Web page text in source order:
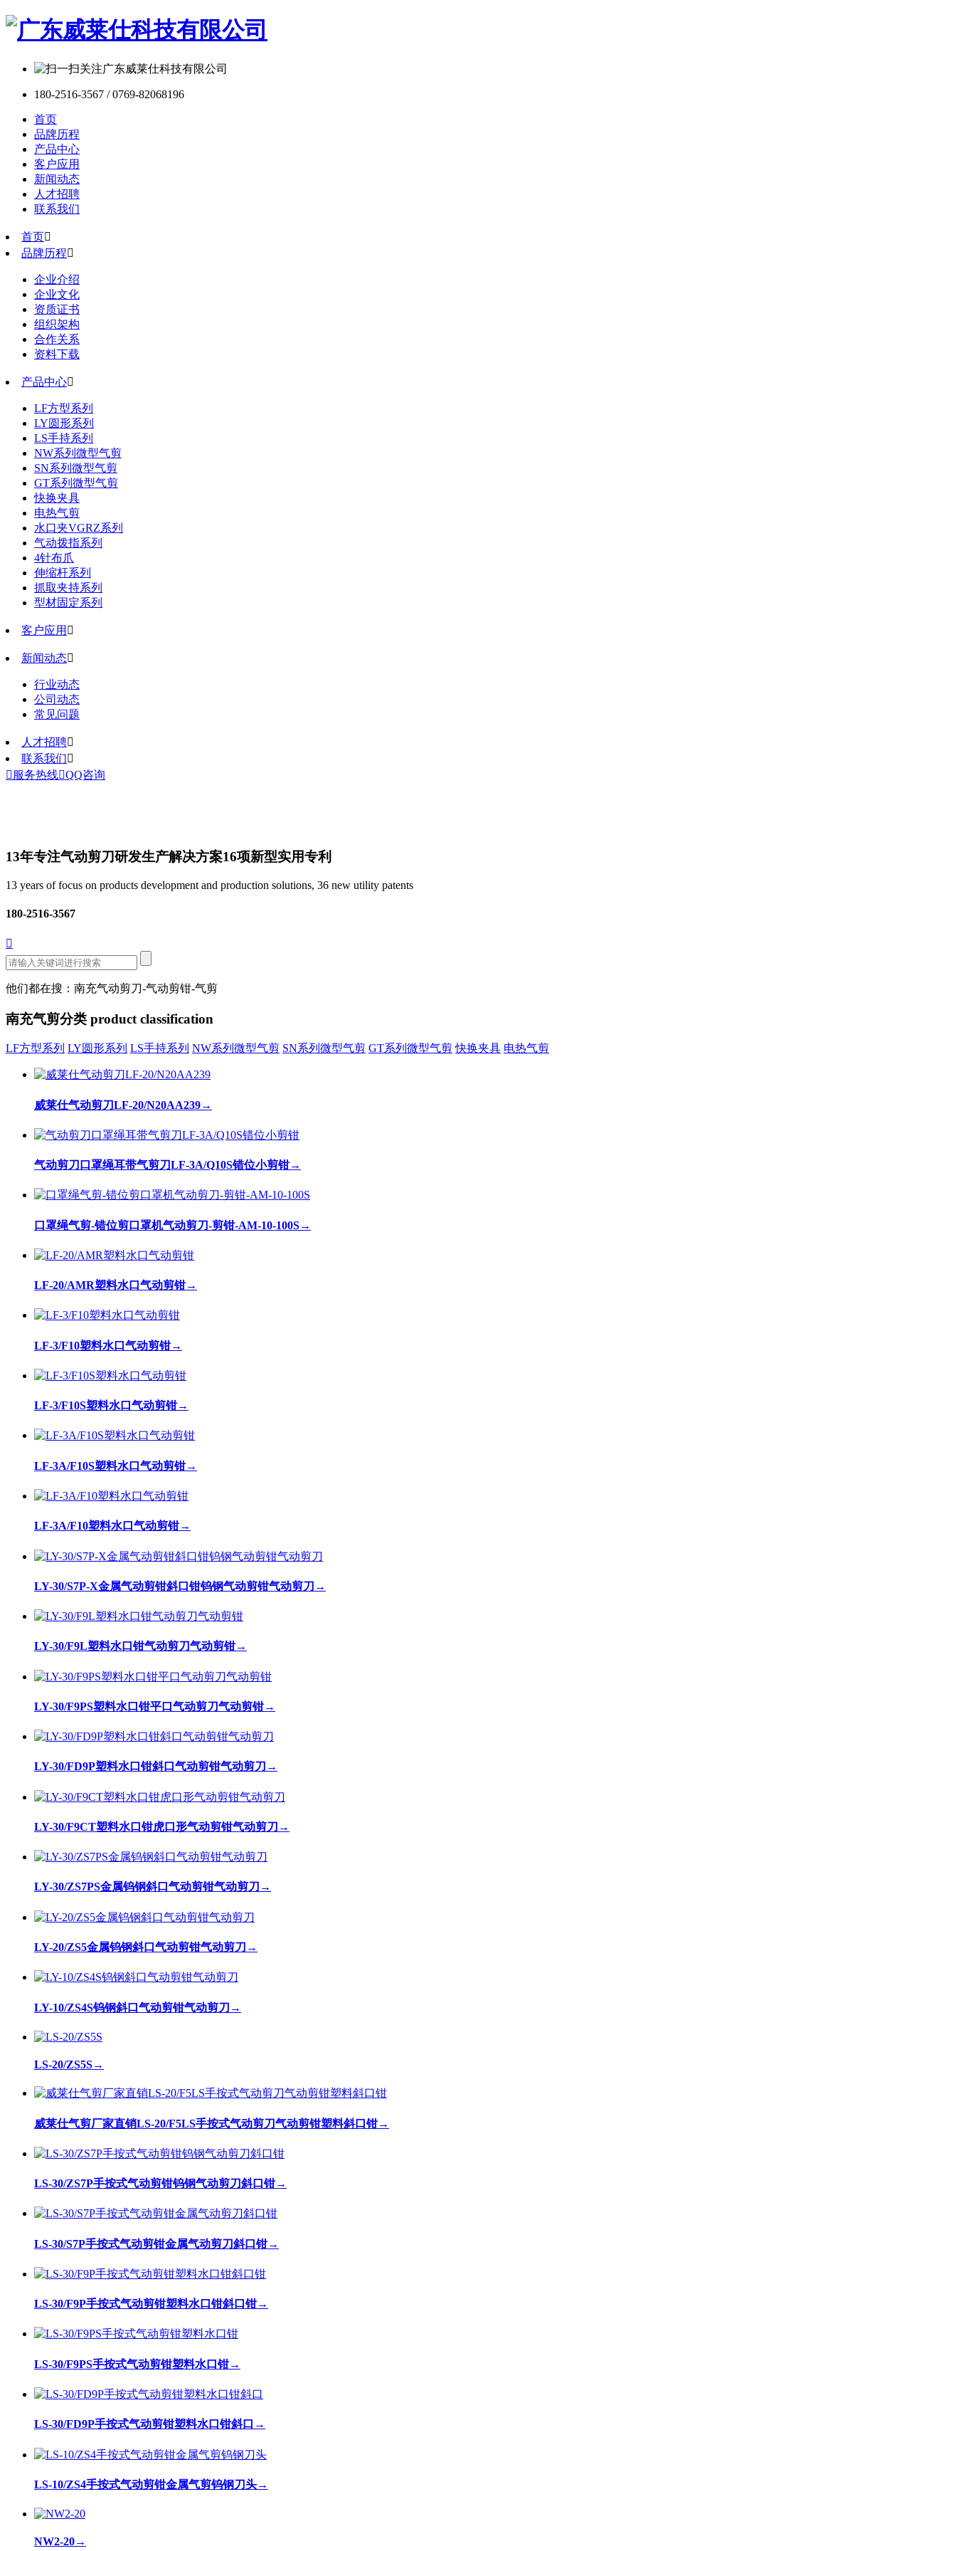
180-2516-3567 / 0769-82068196
首页
品牌历程
产品中心
客户应用
新闻动态
人才招聘
联系我们
首页
品牌历程
企业介绍
企业文化
资质证书
组织架构
合作关系
资料下载
产品中心
LF方型系列
LY圆形系列
LS手持系列
NW系列微型气剪
SN系列微型气剪
GT系列微型气剪
快换夹具
电热气剪
水口夹VGRZ系列
气动拨指系列
4针布爪
伸缩杆系列
抓取夹持系列
型材固定系列
客户应用 
新闻动态
行业动态
公司动态
常见问题
人才招聘
联系我们
 服务热线QQ咨询
13年专注气动剪刀研发生产解决方案16项新型实用专利
13 years of focus on products development and production solutions, 36 new utility patents
180-2516-3567

他们都在搜：南充气动剪刀-气动剪钳-气剪
南充气剪分类 product classification
LF方型系列 LY圆形系列 LS手持系列 NW系列微型气剪 SN系列微型气剪 GT系列微型气剪 快换夹具 电热气剪
威莱仕气动剪刀LF-20/N20AA239→
气动剪刀口罩绳耳带气剪刀LF-3A/Q10S错位小剪钳→
口罩绳气剪-错位剪口罩机气动剪刀-剪钳-AM-10-100S→
LF-20/AMR塑料水口气动剪钳→
LF-3/F10塑料水口气动剪钳→
LF-3/F10S塑料水口气动剪钳→
LF-3A/F10S塑料水口气动剪钳→
LF-3A/F10塑料水口气动剪钳→
LY-30/S7P-X金属气动剪钳斜口钳钨钢气动剪钳气动剪刀 →
LY-30/F9L塑料水口钳气动剪刀气动剪钳→
LY-30/F9PS塑料水口钳平口气动剪刀气动剪钳→
LY-30/FD9P塑料水口钳斜口气动剪钳气动剪刀 →
LY-30/F9CT塑料水口钳虎口形气动剪钳气动剪刀 →
LY-30/ZS7PS金属钨钢斜口气动剪钳气动剪刀 →
LY-20/ZS5金属钨钢斜口气动剪钳气动剪刀 →
LY-10/ZS4S钨钢斜口气动剪钳气动剪刀 →
LS-20/ZS5S→
威莱仕气剪厂家直销LS-20/F5LS手按式气动剪刀气动剪钳塑料斜口钳→
LS-30/ZS7P手按式气动剪钳钨钢气动剪刀斜口钳→
LS-30/S7P手按式气动剪钳金属气动剪刀斜口钳→
LS-30/F9P手按式气动剪钳塑料水口钳斜口钳→
LS-30/F9PS手按式气动剪钳塑料水口钳→
LS-30/FD9P手按式气动剪钳塑料水口钳斜口 →
LS-10/ZS4手按式气动剪钳金属气剪钨钢刀头→
NW2-20→